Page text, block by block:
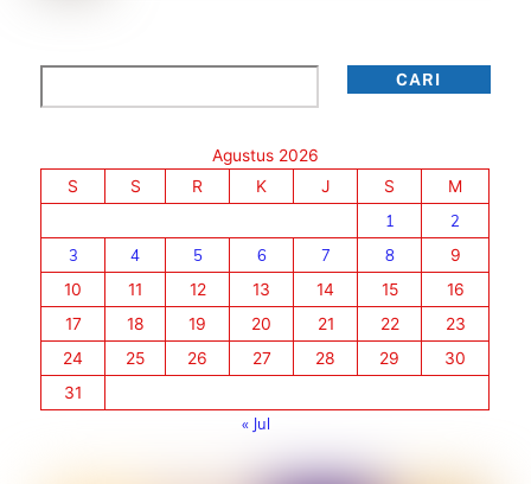
CARI
Agustus 2026
S
S R K J S
M
1
2
3
4 5 6 7 8
9
10
11 12 13 14 15
16
17
18 19 20 21 22
23
24
25 26 27 28 29
30
31
« Jul